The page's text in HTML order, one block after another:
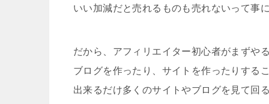
いい加減だと売れるものも売れないって事に
だから、アフィリエイター初心者がまずや
ブログを作ったり、サイトを作ったりする
出来るだけ多くのサイトやブログを見て回る